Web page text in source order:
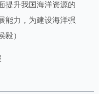
提升我国海洋资源的
能力，为建设海洋强
毅）